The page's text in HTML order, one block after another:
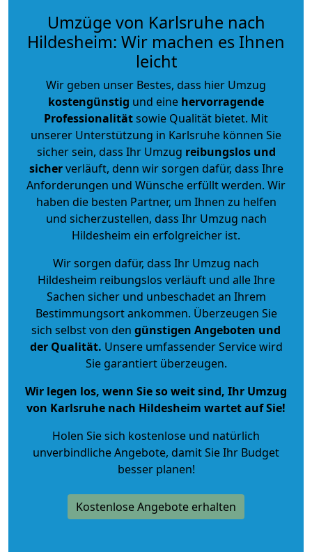
Umzüge von Karlsruhe nach
Hildesheim: Wir machen es Ihnen
leicht
Wir geben unser Bestes, dass hier Umzug
kostengünstig und eine hervorragende
Professionalitätsowie Qualität bietet. Mit
unserer Unterstützung in Karlsruhe können Sie
sicher sein, dass Ihr Umzug reibungslos und
sicherverläuft, denn wir sorgen dafür, dass Ihre
Anforderungen und Wünsche erfüllt werden. Wir
haben die besten Partner, um Ihnen zu helfen
und sicherzustellen, dass Ihr Umzug nach
Hildesheim ein erfolgreicher ist.
Wir sorgen dafür, dass Ihr Umzug nach
Hildesheim reibungslos verläuft und alle Ihre
Sachen sicher und unbeschadet an Ihrem
Bestimmungsort ankommen. Überzeugen Sie
sich selbst von den günstigen Angeboten und
der Qualität. Unsere umfassender Service wird
Sie garantiert überzeugen.
Wir legen los, wenn Sie so weit sind, Ihr Umzug
von Karlsruhe nach Hildesheim wartet auf Sie!
Holen Sie sich kostenlose und natürlich
unverbindliche Angebote, damit Sie Ihr Budget
besser planen!
Kostenlose Angebote erhalten